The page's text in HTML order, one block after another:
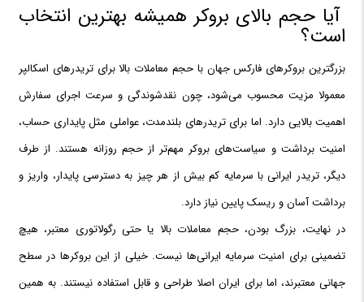
آیا حجم بالای بروکر همیشه بهترین انتخاب
است؟
بزرگترین بروکرهای فارکس جهان با حجم معاملات بالا برای تریدرهای اسکالپر
معمولا مزیت محسوب می‌شود، چون نقدشوندگی و سرعت اجرای سفارش
اهمیت بالایی دارد. اما برای تریدرهای بلندمدت، عواملی مثل پایداری حساب،
امنیت برداشت و سیاست‌های بروکر مهم‌تر از حجم روزانه هستند. از طرف
دیگر، تریدر ایرانی با سرمایه کم بیش از هر چیز به دسترسی پایدار، واریز و
برداشت آسان و ریسک پایین نیاز دارد.
در نهایت، بزرگ بودن، حجم معاملات بالا یا حتی رگولاتوری معتبر، هیچ
تضمینی برای امنیت سرمایه ایرانی‌ها نیست. خیلی از این بروکرها در سطح
جهانی معتبرند، اما برای ایران اصلا طراحی و قابل استفاده نیستند. به همین